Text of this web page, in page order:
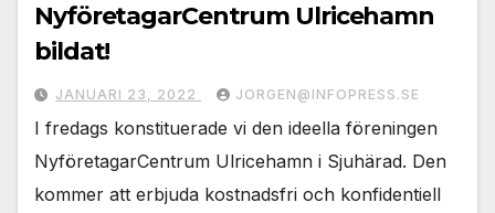
NyföretagarCentrum Ulricehamn
bildat!
JANUARI 23, 2022 JORGEN@INFOPRESS.SE
I fredags konstituerade vi den ideella föreningen
NyföretagarCentrum Ulricehamn i Sjuhärad. Den
kommer att erbjuda kostnadsfri och konfidentiell